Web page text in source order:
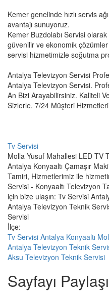
Kemer genelinde hızlı servis
avantajı sunuyoruz.
Kemer Buzdolabı Servisi
güvenilir ve ekonomik
servisi hizmetimizle soğutma
Antalya Televizyon Servisi
Antalya Televizyon Servisi.
An Bizi Arayabilirsiniz. Kaliteli
Sizlerle. 7/24 Müşteri
Tv Servisi
Molla Yusuf Mahallesi LED TV
Antalya Konyaaltı Çamaşır
Tamiri, Hizmetlerimiz ile
Servisi - Konyaaltı Televizyon
için bize ulaşın: Tv Servisi
Antalya Televizyon Teknik
Servisi
İlçe:
Tv Servisi Antalya Konyaaltı
Antalya Televizyon Teknik
Aksu Televizyon Teknik Servisi
Sayfayı